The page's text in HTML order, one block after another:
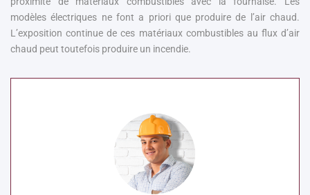
modèles électriques ne font a priori que produire de l’air chaud.
L’exposition continue de ces matériaux combustibles au flux d’air
chaud peut toutefois produire un incendie.